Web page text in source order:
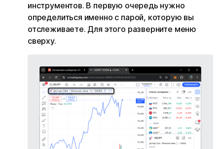
инструментов. В первую очередь нужно
определиться именно с парой, которую вы
отслеживаете. Для этого разверните меню
сверху.